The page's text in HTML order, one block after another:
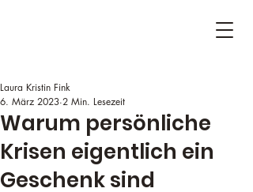
Warum persönliche
Krisen eigentlich ein
Geschenk sind
Laura Kristin Fink
6. März 2023 2 Min. Lesezeit